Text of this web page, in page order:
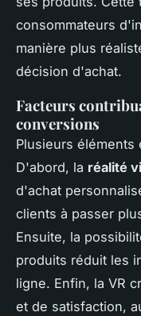
consommateurs
manière plus
décision d'achat.
Facteurs
conversions
Plusieurs éléments
D'abord, la réalité
d'achat
clients à passer
Ensuite, la
produits réduit les
ligne. Enfin, la VR
et de satisfaction,